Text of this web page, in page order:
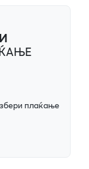
плаќање